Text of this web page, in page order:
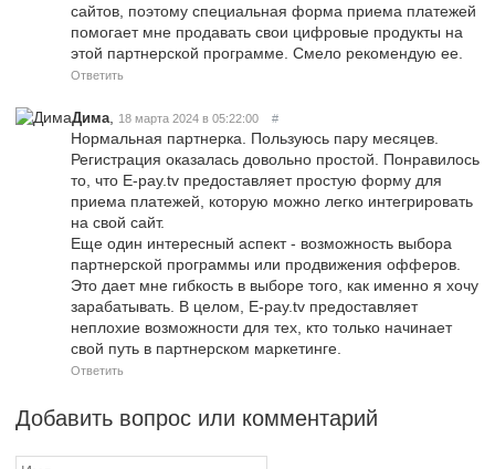
сайтов, поэтому специальная форма приема платежей
помогает мне продавать свои цифровые продукты на
этой партнерской программе. Смело рекомендую ее.
Ответить
Дима 18 марта 2024 в 05:22:00 #
Нормальная партнерка. Пользуюсь пару месяцев.
Регистрация оказалась довольно простой. Понравилось
то, что E-pay.tv предоставляет простую форму для
приема платежей, которую можно легко интегрировать
на свой сайт.
Еще один интересный аспект - возможность выбора
партнерской программы или продвижения офферов.
Это дает мне гибкость в выборе того, как именно я хочу
зарабатывать. В целом, E-pay.tv предоставляет
неплохие возможности для тех, кто только начинает
свой путь в партнерском маркетинге.
Ответить
Добавить вопрос или комментарий